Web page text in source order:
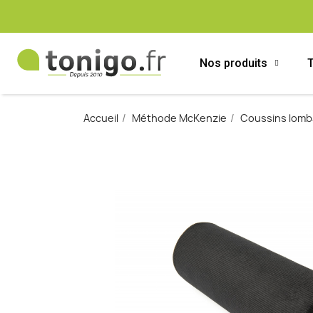
Nos produits
Accueil Méthode McKenzie Coussins